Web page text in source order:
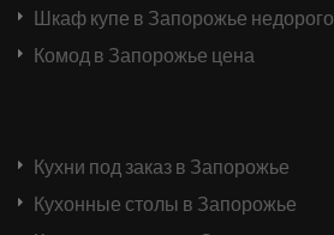
Шкаф купе в Запорожье недорого
Комод в Запорожье цена
Кухни под заказ в Запорожье
Кухонные столы в Запорожье